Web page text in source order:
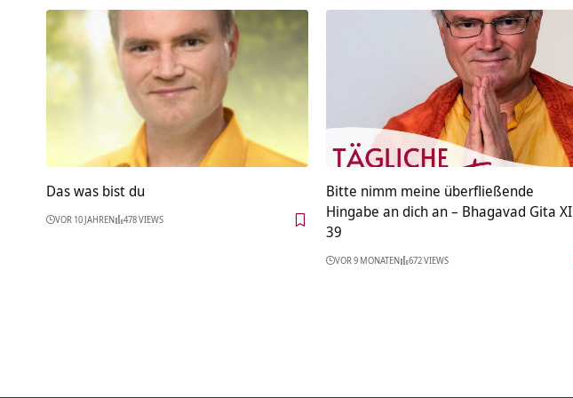
Das was bist du
VOR 10 JAHREN 478 VIEWS
Bitte nimm meine überfließende
Hingabe an dich an – Bhagavad Gita XI
39
VOR 9 MONATEN 672 VIEWS